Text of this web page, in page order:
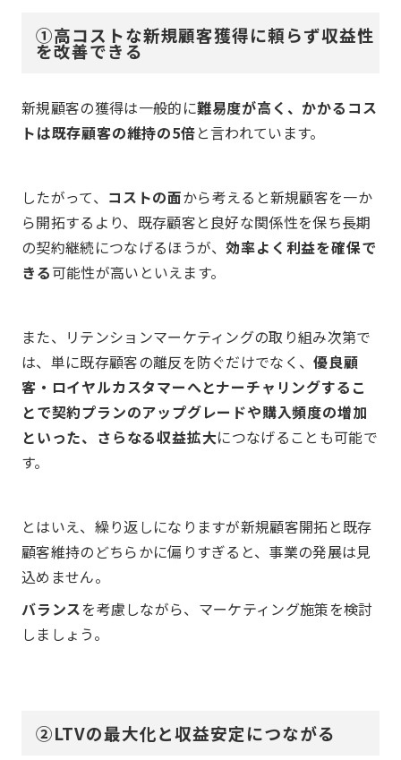
①高コストな新規顧客獲得に頼らず収益性
を改善できる
新規顧客の獲得は一般的に難易度が高く、かかるコス
トは既存顧客の維持の5倍と言われています。
したがって、 コストの面から考えると新規顧客を一か
ら開拓するより、既存顧客と良好な関係性を保ち長期
の契約継続につなげるほうが、効率よく利益を確保で
きる可能性が高いといえます。
また、リテンションマーケティングの取り組み次第で
は、単に既存顧客の離反を防ぐだけでなく、優良顧
客・ロイヤルカスタマーへとナーチャリングするこ
とで契約プランのアップグレードや購入頻度の増加
といった、さらなる収益拡大につなげることも可能で
す。
とはいえ、繰り返しになりますが新規顧客開拓と既存
顧客維持のどちらかに偏りすぎると、事業の発展は見
込めません。
バランスを考慮しながら、マーケティング施策を検討
しましょう。
②LTVの最大化と収益安定につながる